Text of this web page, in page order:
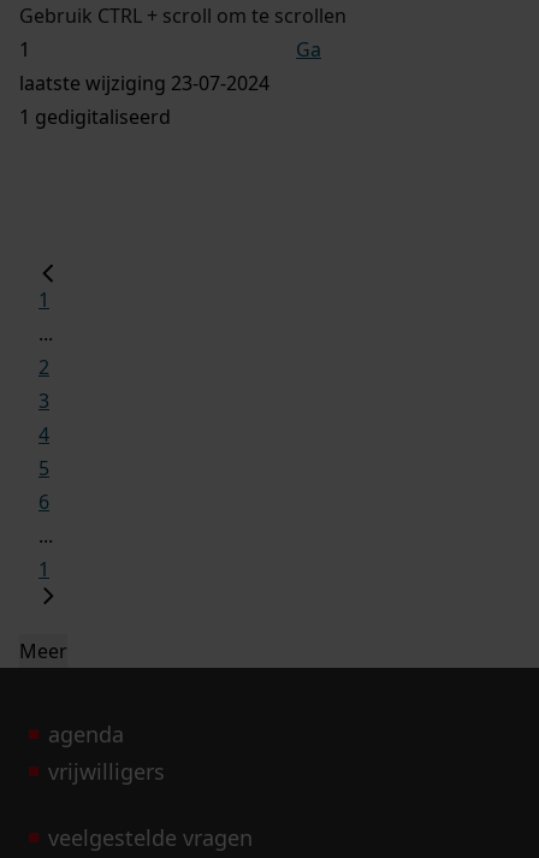
Gebruik CTRL + scroll om te scrollen
Ga
laatste wijziging 23-07-2024
1 gedigitaliseerd
1
...
2
3
4
5
6
...
1
Meer
agenda
vrijwilligers
veelgestelde vragen